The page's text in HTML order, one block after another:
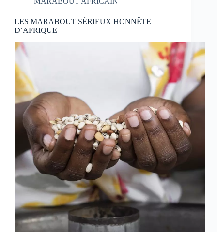
LES MARABOUT SÉRIEUX HONNÊTE
D’AFRIQUE